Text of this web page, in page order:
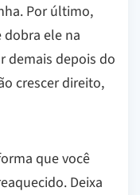
Por último,
ele na
demais depois do
crescer direito,
que você
Deixa